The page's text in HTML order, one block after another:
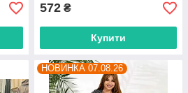
572 ₴
Купити
НОВИНКА 07.08.26